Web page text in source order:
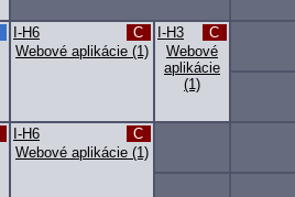
Webové aplikácie (1)
I-H6
C
Webové
aplikácie
(1)
I-H3 C
Webové aplikácie (1)
I-H6 C